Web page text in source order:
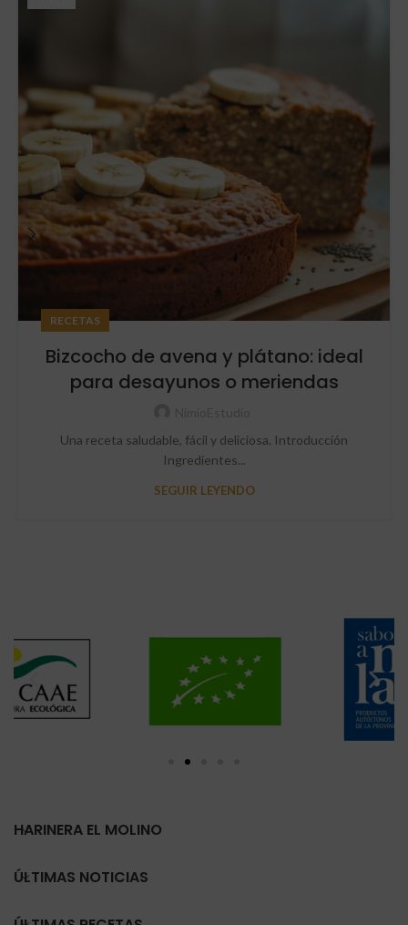
RECETAS
Bizcocho de avena y plátano: ideal
para desayunos o meriendas
Una receta saludable, fácil y deliciosa. Introducción
Ingredientes...
SEGUIR LEYENDO
HARINERA EL MOLINO
ÚLTIMAS NOTICIAS